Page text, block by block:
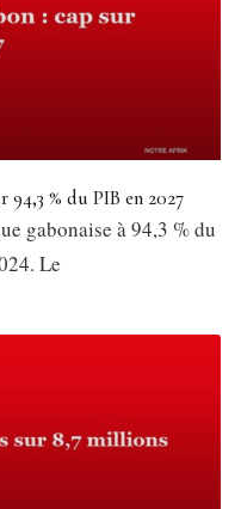
% du PIB en 2027
gabonaise à 94,3 % du
Le